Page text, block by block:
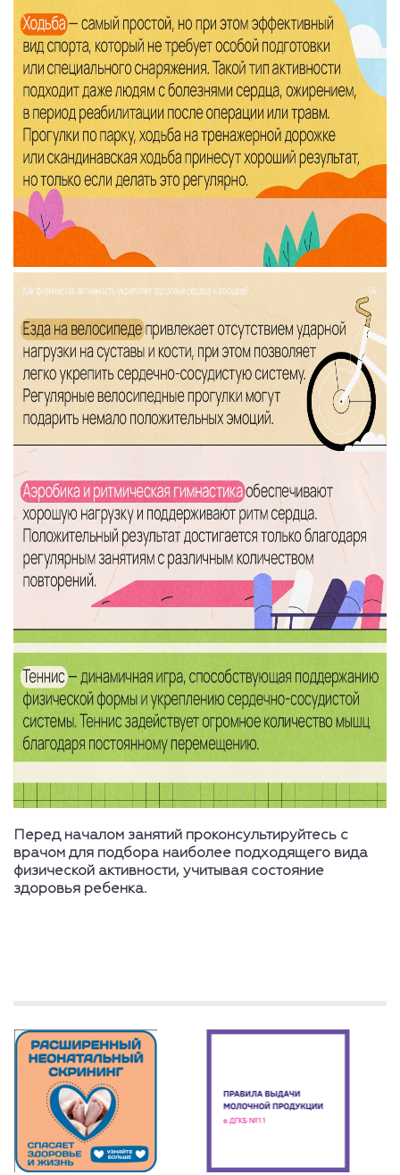
Перед началом занятий проконсультируйтесь с
врачом для подбора наиболее подходящего вида
физической активности, учитывая состояние
здоровья ребенка.